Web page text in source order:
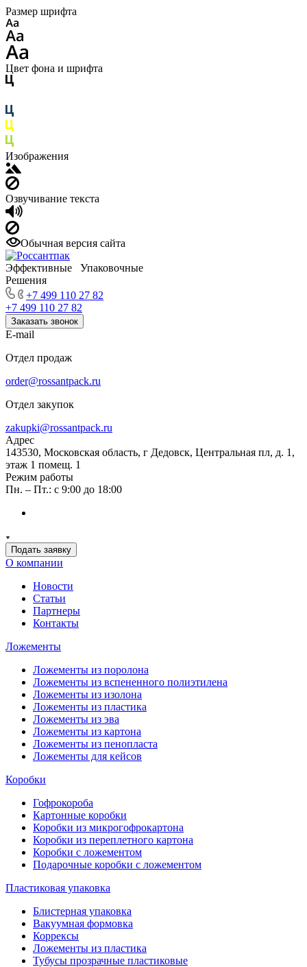
Размер шрифта
Цвет фона и шрифта
Изображения
Озвучивание текста
Обычная версия сайта
Эффективные Упаковочные
Решения
+7 499 110 27 82
+7 499 110 27 82
Заказать звонок
E-mail
Отдел продаж
order@rossantpack.ru
Отдел закупок
zakupki@rossantpack.ru
Адрес
143530, Московская область, г Дедовск, Центральная пл, д. 1,
этаж 1 помещ. 1
Режим работы
Пн. – Пт.: с 9:00 до 18:00
Подать заявку
О компании
Новости
Статьи
Партнеры
Контакты
Ложементы
Ложементы из поролона
Ложементы из вспененного полиэтилена
Ложементы из изолона
Ложементы из пластика
Ложементы из эва
Ложементы из картона
Ложементы из пенопласта
Ложементы для кейсов
Коробки
Гофрокороба
Картонные коробки
Коробки из микрогофрокартона
Коробки из переплетного картона
Коробки с ложементом
Подарочные коробки с ложементом
Пластиковая упаковка
Блистерная упаковка
Вакуумная формовка
Коррексы
Ложементы из пластика
Тубусы прозрачные пластиковые